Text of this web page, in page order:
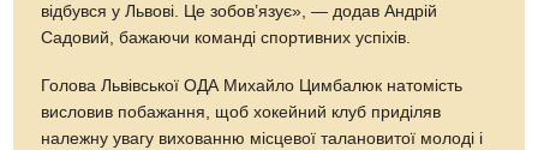
відбувся у Львові. Це зобов’язує», — додав Андрій
Садовий, бажаючи команді спортивних успіхів.
Голова Львівської ОДА Михайло Цимбалюк натомість
висловив побажання, щоб хокейний клуб приділяв
належну увагу вихованню місцевої талановитої молоді і